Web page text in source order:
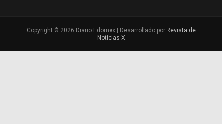
Copyright © 2026 Diario Edomex | Desarrollado por Revista de
Noticias X